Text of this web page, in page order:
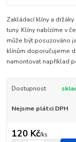
Zakládací klíny a
tuny. Klíny nabízíme v
může být posuzováno
klínům doporučujeme
namontovat například
Dostupnost
Nejsme plátci DPH
120 Kč/ks